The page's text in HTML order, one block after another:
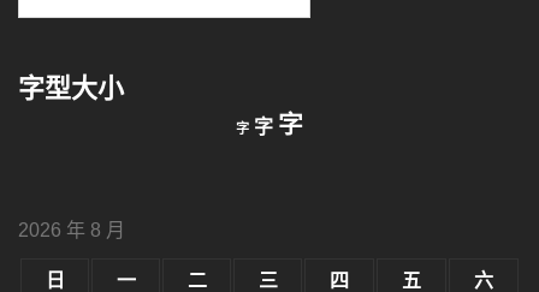
字:
字型大小
字 小
字重
小。
字放
2026 年 8 月
日 一 二 三 四 五 六